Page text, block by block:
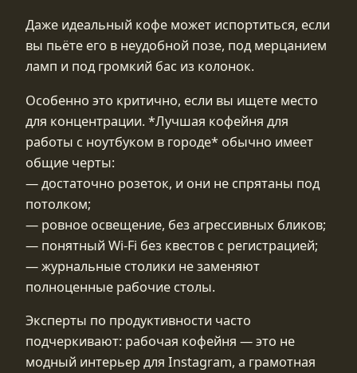
Даже идеальный кофе может испортиться, если
вы пьёте его в неудобной позе, под мерцанием
ламп и под громкий бас из колонок.
Особенно это критично, если вы ищете место
для концентрации. *Лучшая кофейня для
работы с ноутбуком в городе* обычно имеет
общие черты:
— достаточно розеток, и они не спрятаны под
потолком;
— ровное освещение, без агрессивных бликов;
— понятный Wi‑Fi без квестов с регистрацией;
— журнальные столики не заменяют
полноценные рабочие столы.
Эксперты по продуктивности часто
подчеркивают: рабочая кофейня — это не
модный интерьер для Instagram, а грамотная